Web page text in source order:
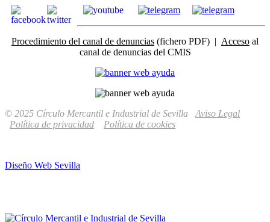
Procedimiento del canal de denuncias (fichero PDF) | Acceso al
canal de denuncias del CMIS
© 2025 Círculo Mercantil e Industrial de Sevilla Aviso Legal
Política de privacidad
Política de cookies
Diseño Web Sevilla